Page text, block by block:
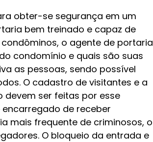
obter-se segurança em um
bem treinado e capaz de
o agente de portaria
condomínio e quais são suas
as pessoas, sendo possível
O cadastro de visitantes e a
ser feitas por esse
de receber
mais frequente de criminosos, o
O bloqueio da entrada e